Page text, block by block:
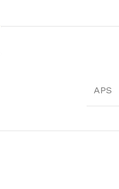
APS